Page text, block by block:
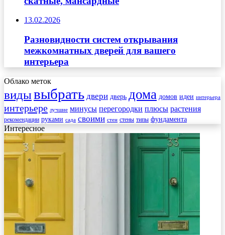
13.02.2026
Разновидности систем открывания
межкомнатных дверей для вашего
интерьера
Облако меток
видывыбрать двери дверь дома домов идеи интерьера
интерьере лучшие минусы перегородки плюсы растения
рекомендации руками сада своими стен стены типы фундамента
Интересное